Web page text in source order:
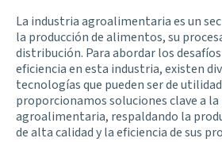
La industria agroalimentaria es un
la producción de alimentos, su
distribución. Para abordar los
eficiencia en esta industria, existen
tecnologías que pueden ser de
proporcionamos soluciones clave a
agroalimentaria, respaldando la
de alta calidad y la eficiencia de sus